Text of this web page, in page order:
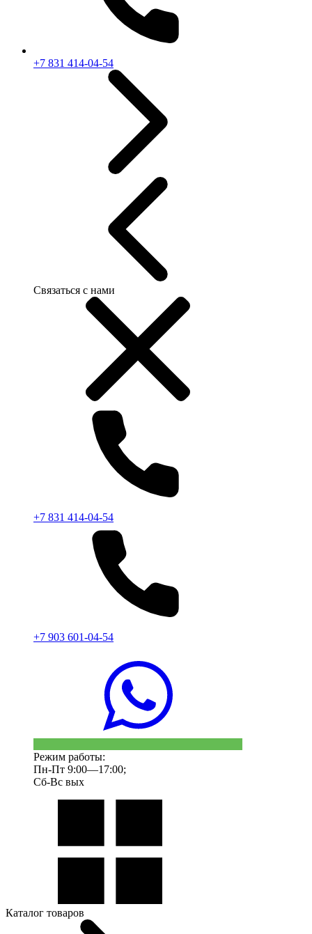
+7 831 414-04-54
Связаться с нами
+7 831 414-04-54
+7 903 601-04-54
Режим работы:
Пн-Пт 9:00—17:00;
Сб-Вс вых
Каталог товаров